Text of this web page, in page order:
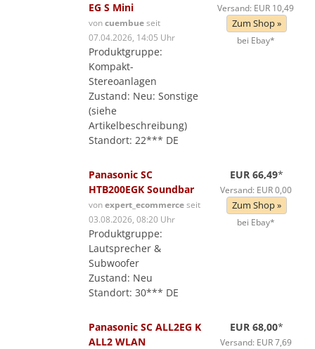
EG S Mini
voncuembueseit
07.04.2026, 14:05 Uhr
Produktgruppe:
Kompakt-
Stereoanlagen
Zustand: Neu: Sonstige
(siehe
Artikelbeschreibung)
Standort: 22*** DE
Versand: EUR 10,49
Zum Shop »
bei Ebay*
Panasonic SC
HTB200EGK Soundbar
vonexpert_ecommerceseit
03.08.2026, 08:20 Uhr
Produktgruppe:
Lautsprecher &
Subwoofer
Zustand: Neu
Standort: 30*** DE
EUR 66,49*
Versand: EUR 0,00
Zum Shop »
bei Ebay*
Panasonic SC ALL2EG K
ALL2 WLAN
EUR 68,00*
Versand: EUR 7,69